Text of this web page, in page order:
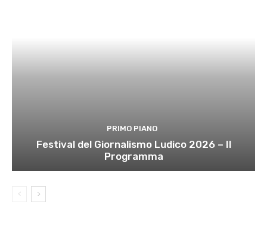
PRIMO PIANO
Festival del Giornalismo Ludico 2026 – Il
Programma